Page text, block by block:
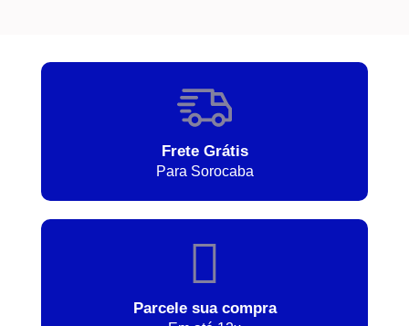
Frete Grátis
Para Sorocaba
Parcele sua compra